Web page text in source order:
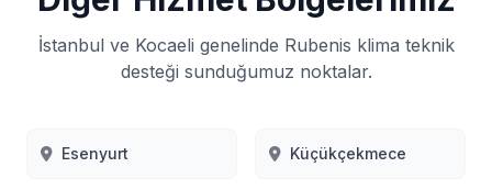
İstanbul ve Kocaeli genelinde Rubenis klima teknik
desteği sunduğumuz noktalar.
Esenyurt Küçükçekmece